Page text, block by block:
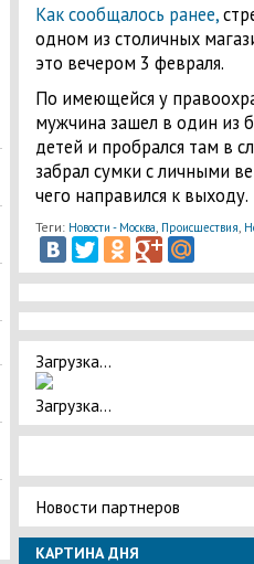
Как сообщалось ранее,
одном из столичных
это вечером 3 февраля.
По имеющейся у
мужчина зашел в один из
детей и пробрался там в
забрал сумки с личными
чего направился к выходу.
Теги: Новости - Москва Происшествия
Загрузка...
Загрузка...
Новости партнеров
КАРТИНА ДНЯ